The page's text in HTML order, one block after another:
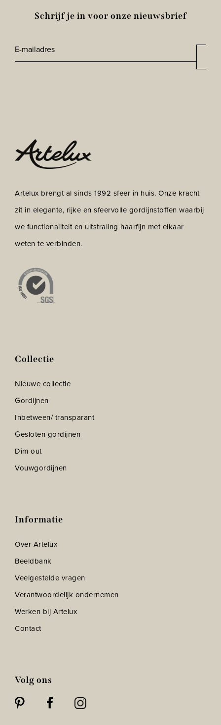
Schrijf je in voor onze nieuwsbrief
E-
mailadres*
Artelux brengt al sinds 1992 sfeer in huis. Onze kracht
zit in elegante, rijke en sfeervolle gordijnstoffen waarbij
we functionaliteit en uitstraling haarfijn met elkaar
weten te verbinden.
Collectie
Nieuwe collectie
Gordijnen
Inbetween/ transparant
Gesloten gordijnen
Dim out
Vouwgordijnen
Informatie
Over Artelux
Beeldbank
Veelgestelde vragen
Verantwoordelijk ondernemen
Werken bij Artelux
Contact
Volg ons